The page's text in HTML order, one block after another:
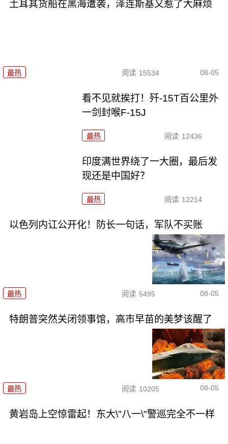
土耳其货船在黑海遭袭，泽连斯基又惹了大麻烦
最热 阅读 15534 08-05
看不见就挨打！歼-15T百公里外
一剑封喉F-15J
最热 阅读 12436
印度满世界绕了一大圈，最后发
现还是中国好？
最热 阅读 12214
以色列内讧公开化！防长一句话，军队不买账
最热 阅读 5495 08-05
特朗普突然关闭领事馆，高市早苗的美梦该醒了
最热 阅读 10205 08-05
黄岩岛上空惊雷起！东大\"八一\"警巡完全不一样